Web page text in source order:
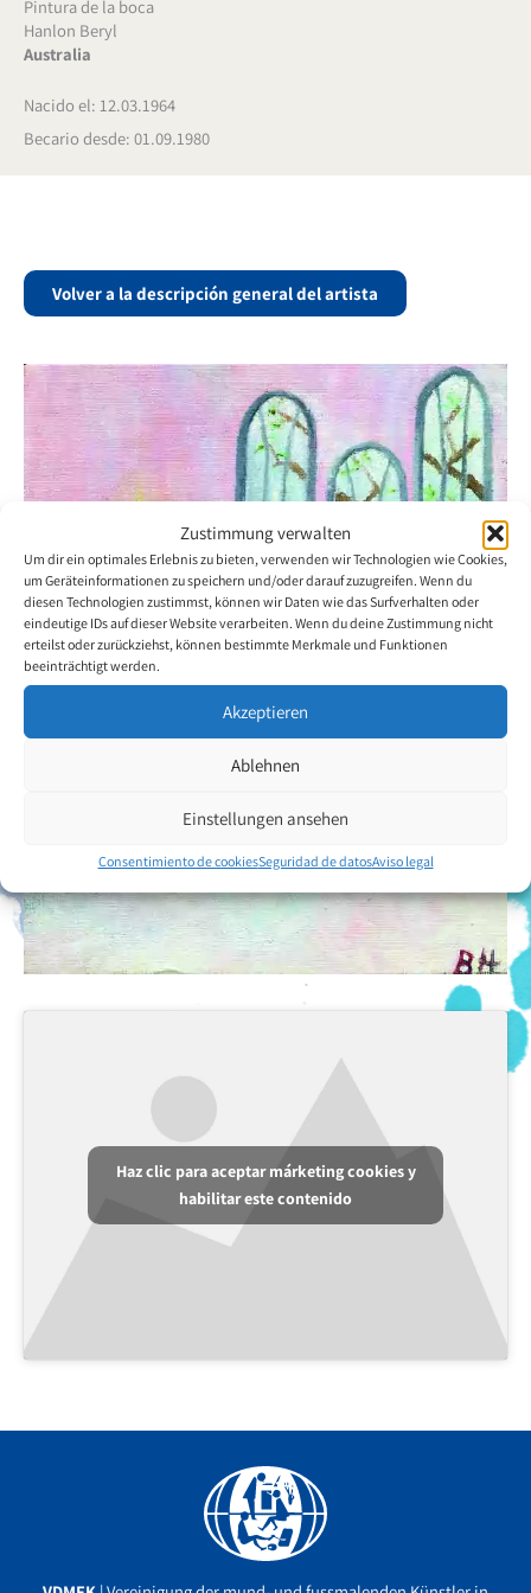
Zustimmung verwalten
Um dir ein optimales Erlebnis zu bieten, verwenden wir Technologien wie Cookies,
um Geräteinformationen zu speichern und/oder darauf zuzugreifen. Wenn du
diesen Technologien zustimmst, können wir Daten wie das Surfverhalten oder
eindeutige IDs auf dieser Website verarbeiten. Wenn du deine Zustimmung nicht
erteilst oder zurückziehst, können bestimmte Merkmale und Funktionen
beeinträchtigt werden.
Akzeptieren
Ablehnen
Einstellungen ansehen
Consentimiento de cookiesSeguridad de datosAviso legal
Pintura de la boca
Hanlon Beryl
Australia
Nacido el: 12.03.1964
Becario desde: 01.09.1980
Volver a la descripción general del artista
Haz clic para aceptar márketing cookies y
habilitar este contenido
Facebook
YouTube
Instagram